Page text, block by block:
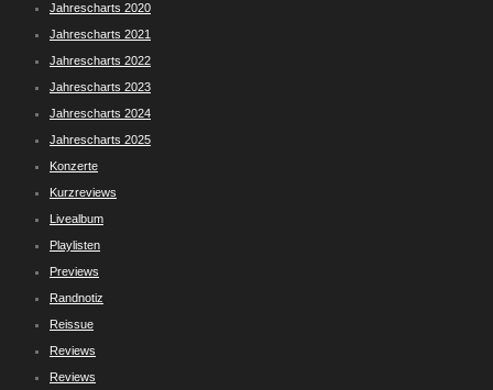
Jahrescharts 2020
Jahrescharts 2021
Jahrescharts 2022
Jahrescharts 2023
Jahrescharts 2024
Jahrescharts 2025
Konzerte
Kurzreviews
Livealbum
Playlisten
Previews
Randnotiz
Reissue
Reviews
Reviews